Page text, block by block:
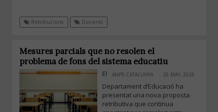
Retribucions Docents
Mesures parcials que no resolen el
problema de fons del sistema educatiu
ANPE-CATALUNYA 26 MAY, 2026
El
Departament d’Educació ha
presentat una nova proposta
retributiva que continua